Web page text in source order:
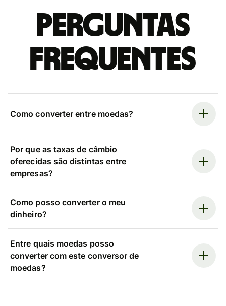
Perguntas
frequentes
Como converter entre moedas?
Por que as taxas de câmbio
oferecidas são distintas entre
empresas?
Como posso converter o meu
dinheiro?
Entre quais moedas posso
converter com este conversor de
moedas?